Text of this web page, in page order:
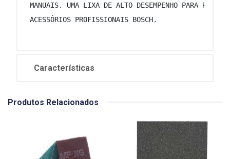
MANUAIS. UMA LIXA DE ALTO DESEMPENHO PARA
ACESSÓRIOS PROFISSIONAIS BOSCH.
Características
Produtos Relacionados